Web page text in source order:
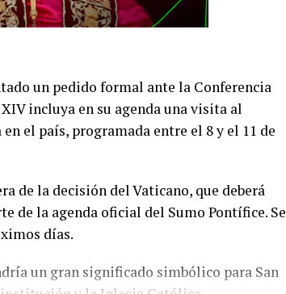
un pedido formal ante la Conferencia
incluya en su agenda una visita al
el país, programada entre el 8 y el 11 de
de la decisión del Vaticano, que deberá
de la agenda oficial del Sumo Pontífice. Se
días.
un gran significado simbólico para San